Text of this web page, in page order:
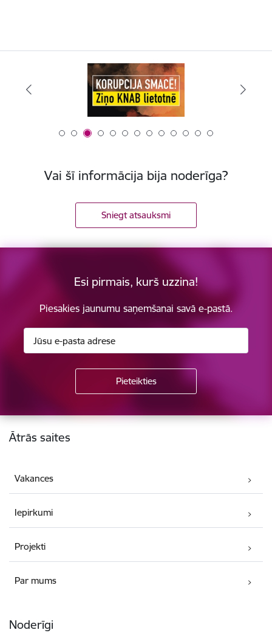
Vai šī informācija bija noderīga?
Sniegt atsauksmi
Esi pirmais, kurš uzzina!
Piesakies jaunumu saņemšanai savā e-pastā.
Kājene
Ātrās saites
Vakances
Iepirkumi
Projekti
Par mums
Noderīgi